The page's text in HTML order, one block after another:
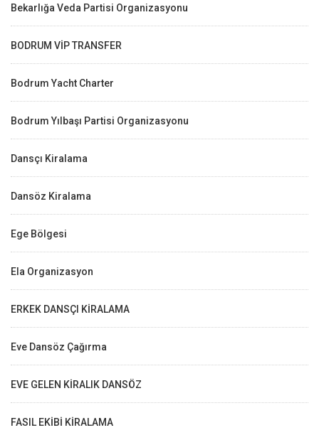
Bekarlığa Veda Partisi Organizasyonu
BODRUM VİP TRANSFER
Bodrum Yacht Charter
Bodrum Yılbaşı Partisi Organizasyonu
Dansçı Kiralama
Dansöz Kiralama
Ege Bölgesi
Ela Organizasyon
ERKEK DANSÇI KİRALAMA
Eve Dansöz Çağırma
EVE GELEN KİRALIK DANSÖZ
FASIL EKİBİ KİRALAMA